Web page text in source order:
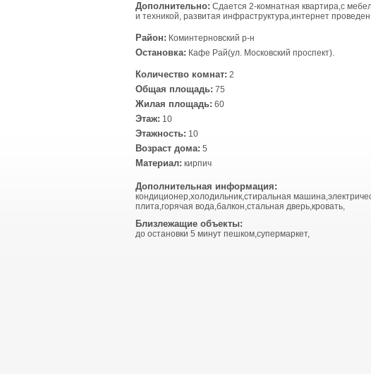
Дополнительно: Сдается 2-комнатная квартира,с
и техникой, развитая инфраструктура,интернет
Район: Коминтерновский р-н
Остановка: Кафе Рай(ул. Московский проспект).
Количество комнат: 2
Общая площадь: 75
Жилая площадь: 60
Этаж: 10
Этажность: 10
Возраст дома: 5
Материал: кирпич
Дополнительная информация:
кондиционер,холодильник,стиральная
плита,горячая вода,балкон,стальная дверь,кровать,
Близлежащие объекты:
до остановки 5 минут пешком,супермаркет,